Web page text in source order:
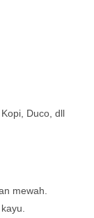
Duco, dll
mewah.